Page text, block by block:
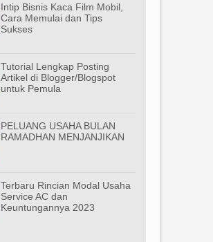
Intip Bisnis Kaca Film Mobil,
Cara Memulai dan Tips
Sukses
Tutorial Lengkap Posting
Artikel di Blogger/Blogspot
untuk Pemula
PELUANG USAHA BULAN
RAMADHAN MENJANJIKAN
Terbaru Rincian Modal Usaha
Service AC dan
Keuntungannya 2023